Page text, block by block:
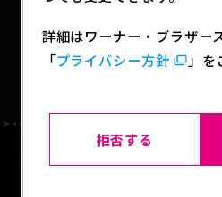
BACK TO
詳細はワーナー・ブラザー
「プライバシー方針 」を
拒否する